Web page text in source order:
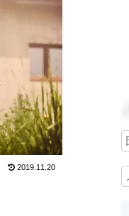
2019.11.20